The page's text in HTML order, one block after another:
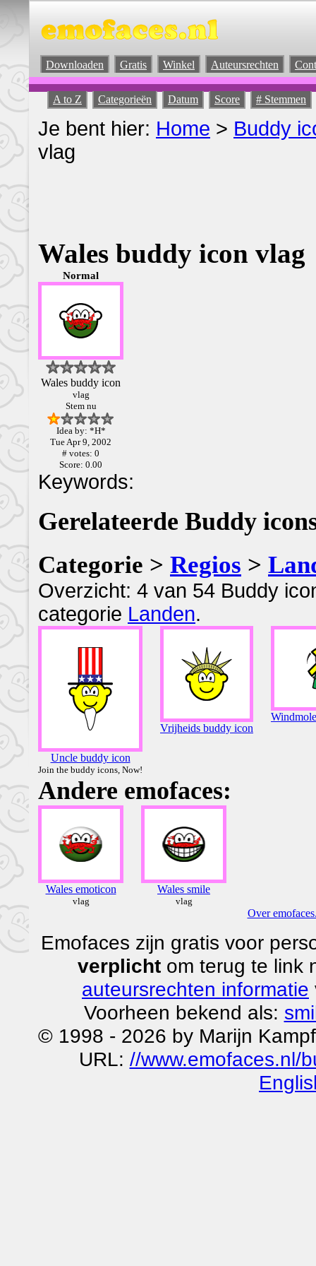
Downloaden Gratis Winkel Auteursrechten
A to Z Categorieën Datum Score # Stemmen
Je bent hier: Home > Buddy
vlag
Wales buddy icon vlag
Normal
Wales buddy icon
vlag
Stem nu
Idea by: *H*
Tue Apr 9, 2002
# votes: 0
Score: 0.00
Keywords:
Gerelateerde Buddy
Categorie > Regios >
Overzicht: 4 van 54 Buddy
categorie Landen.
Uncle buddy icon
Join the buddy icons, Now!
Vrijheids buddy icon
Andere emofaces:
Wales emoticon
vlag
Wales smile
vlag
Over
Emofaces zijn gratis voor
verplichtom terug te link
auteursrechten informatie
Voorheen bekend als:
© 1998 - 2026 by Marijn
URL: //www.emofaces.nl/